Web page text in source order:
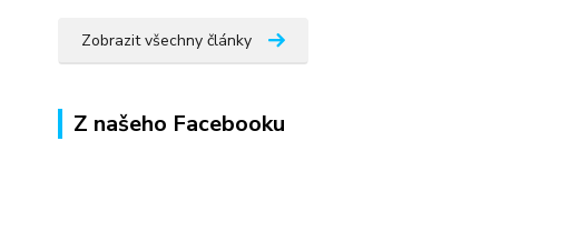
Zobrazit všechny články
Z našeho Facebooku